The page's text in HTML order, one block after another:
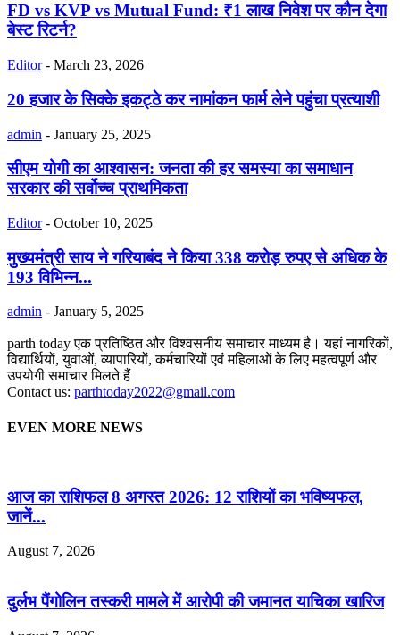
FD vs KVP vs Mutual Fund: ₹1 लाख निवेश पर कौन देगा
बेस्ट रिटर्न?
Editor - March 23, 2026
20 हजार के सिक्के इकट्ठे कर नामांकन फार्म लेने पहुंचा प्रत्याशी
admin - January 25, 2025
सीएम योगी का आश्वासन: जनता की हर समस्या का समाधान
सरकार की सर्वोच्च प्राथमिकता
Editor - October 10, 2025
मुख्यमंत्री साय ने गरियाबंद ने किया 338 करोड़ रुपए से अधिक के
193 विभिन्न...
admin - January 5, 2025
parth today एक प्रतिष्ठित और विश्वसनीय समाचार माध्यम है। यहां नागरिकों,
विद्यार्थियों, युवाओं, व्यापारियों, कर्मचारियों एवं महिलाओं के लिए महत्वपूर्ण और
उपयोगी समाचार मिलते हैं
Contact us: parthtoday2022@gmail.com
EVEN MORE NEWS
आज का राशिफल 8 अगस्त 2026: 12 राशियों का भविष्यफल,
जानें...
August 7, 2026
दुर्लभ पैंगोलिन तस्करी मामले में आरोपी की जमानत याचिका खारिज